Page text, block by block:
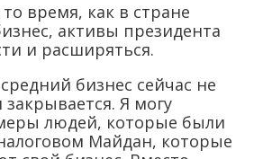
время, как в стране
активы президента
и расширяться.
бизнес сейчас не
закрывается. Я могу
людей, которые были
Майдан, которые